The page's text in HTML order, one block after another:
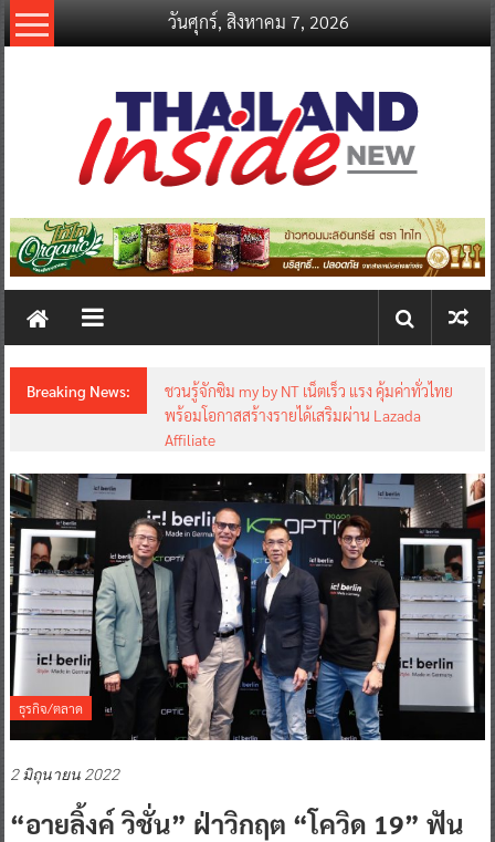
Skip
to
วันศุกร์, สิงหาคม 7, 2026
thailandinsidenew.com
Thailand
New
Breaking News:
ชวนรู้จักซิม my by NT เน็ตเร็ว แรง คุ้มค่าทั่วไทย
พร้อมโอกาสสร้างรายได้เสริมผ่าน Lazada
Affiliate
ธุรกิจ/ตลาด
2 มิถุนายน 2022
“อายลิ้งค์ วิชั่น” ฝ่าวิกฤต “โควิด 19” ฟัน